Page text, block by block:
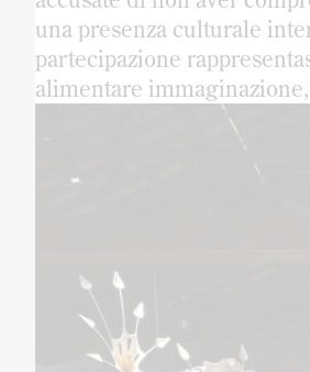
una presenza culturale
partecipazione
alimentare